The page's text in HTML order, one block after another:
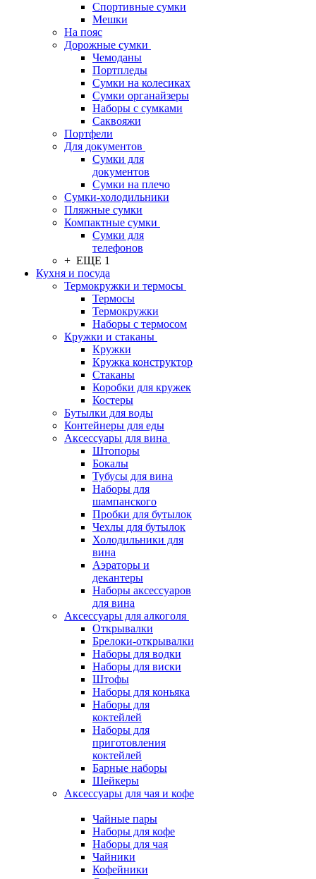
Спортивные сумки
Мешки
На пояс
Дорожные сумки
Чемоданы
Портпледы
Сумки на колесиках
Сумки органайзеры
Наборы с сумками
Саквояжи
Портфели
Для документов
Сумки для
документов
Сумки на плечо
Сумки-холодильники
Пляжные сумки
Компактные сумки
Сумки для
телефонов
+ ЕЩЕ 1
Кухня и посуда
Термокружки и термосы
Термосы
Термокружки
Наборы с термосом
Кружки и стаканы
Кружки
Кружка конструктор
Стаканы
Коробки для кружек
Костеры
Бутылки для воды
Контейнеры для еды
Аксессуары для вина
Штопоры
Бокалы
Тубусы для вина
Наборы для
шампанского
Пробки для бутылок
Чехлы для бутылок
Холодильники для
вина
Аэраторы и
декантеры
Наборы аксессуаров
для вина
Аксессуары для алкоголя
Открывалки
Брелоки-открывалки
Наборы для водки
Наборы для виски
Штофы
Наборы для коньяка
Наборы для
коктейлей
Наборы для
приготовления
коктейлей
Барные наборы
Шейкеры
Аксессуары для чая и кофе
Чайные пары
Наборы для кофе
Наборы для чая
Чайники
Кофейники